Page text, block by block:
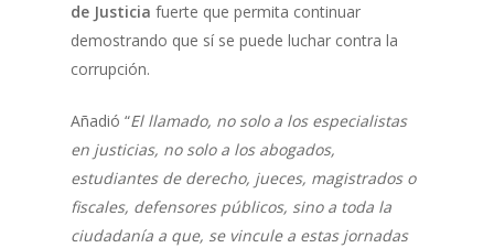
de Justicia fuerte que permita continuar
demostrando que sí se puede luchar contra la
corrupción.
Añadió “El llamado, no solo a los especialistas
en justicias, no solo a los abogados,
estudiantes de derecho, jueces, magistrados o
fiscales, defensores públicos, sino a toda la
ciudadanía a que, se vincule a estas jornadas